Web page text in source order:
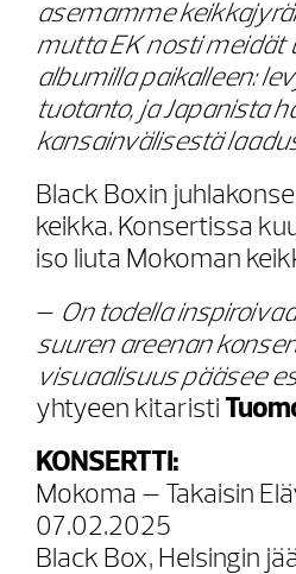
asemamme
mutta EK nosti meidät
albumilla paikalleen:
tuotanto, ja Japanista
kansainvälisestä
Black Boxin
keikka. Konsertissa
iso liuta Mokoman
– On todella
suuren areenan
visuaalisuus pääsee
yhtyeen kitaristi
KONSERTTI:
Mokoma – Takaisin
07.02.2025
Black Box, Helsingin